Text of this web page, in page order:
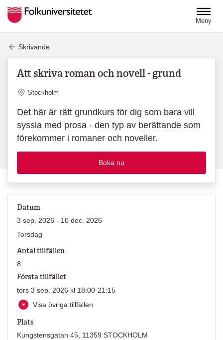
Meny
Skrivande
Att skriva roman och novell - grund
Plats
Stockholm
Det här är rätt grundkurs för dig som bara vill
syssla med prosa - den typ av berättande som
förekommer i romaner och noveller.
Boka nu
Datum
3 sep. 2026 - 10 dec. 2026
Torsdag
Antal tillfällen
8
Första tillfället
tors 3 sep. 2026 kl 18:00-21:15
Visa övriga tillfällen
Plats
Kungstensgatan 45, 11359 STOCKHOLM